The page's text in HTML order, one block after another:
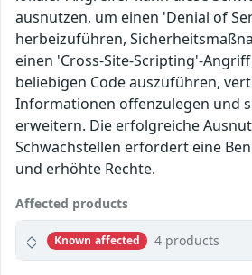
ausnutzen, um einen 'Denial of
herbeizuführen,
einen 'Cross-Site-Scripting'-
beliebigen Code auszuführen,
Informationen offenzulegen und
erweitern. Die erfolgreiche
Schwachstellen erfordert eine
und erhöhte Rechte.
Affected products
Known affected 4 products